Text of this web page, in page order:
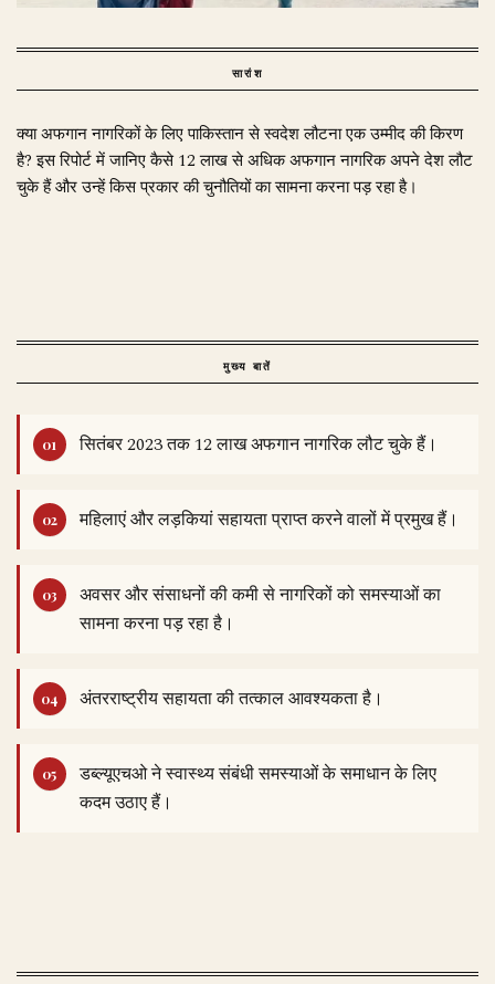
सारांश
क्या अफगान नागरिकों के लिए पाकिस्तान से स्वदेश लौटना एक उम्मीद की किरण
है? इस रिपोर्ट में जानिए कैसे 12 लाख से अधिक अफगान नागरिक अपने देश लौट
चुके हैं और उन्हें किस प्रकार की चुनौतियों का सामना करना पड़ रहा है।
मुख्य बातें
सितंबर 2023 तक 12 लाख अफगान नागरिक लौट चुके हैं।
महिलाएं और लड़कियां सहायता प्राप्त करने वालों में प्रमुख हैं।
अवसर और संसाधनों की कमी से नागरिकों को समस्याओं का
सामना करना पड़ रहा है।
अंतरराष्ट्रीय सहायता की तत्काल आवश्यकता है।
डब्ल्यूएचओ ने स्वास्थ्य संबंधी समस्याओं के समाधान के लिए
कदम उठाए हैं।